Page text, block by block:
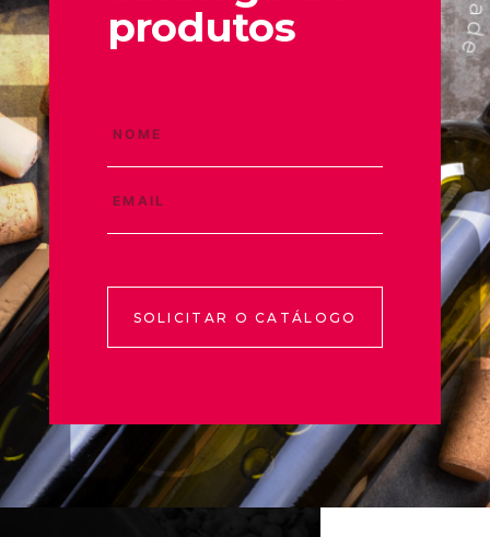
produtos
SOLICITAR O CATÁLOGO